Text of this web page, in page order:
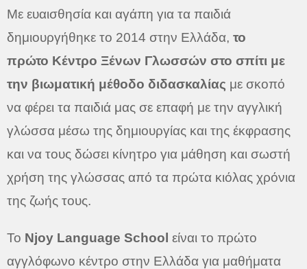
Με ευαισθησία και αγάπη για τα παιδιά
δημιουργήθηκε το 2014 στην Ελλάδα, το
πρώτο Κέντρο Ξένων Γλωσσών στο σπίτι με
την βιωματική μέθοδο διδασκαλίας με σκοπό
να φέρει τα παιδιά μας σε επαφή με την αγγλική
γλώσσα μέσω της δημιουργίας και της έκφρασης
και να τους δώσει κίνητρο για μάθηση και σωστή
χρήση της γλώσσας από τα πρώτα κιόλας χρόνια
της ζωής τους.
Το Njoy Language School είναι το πρώτο
αγγλόφωνο κέντρο στην Ελλάδα για μαθήματα